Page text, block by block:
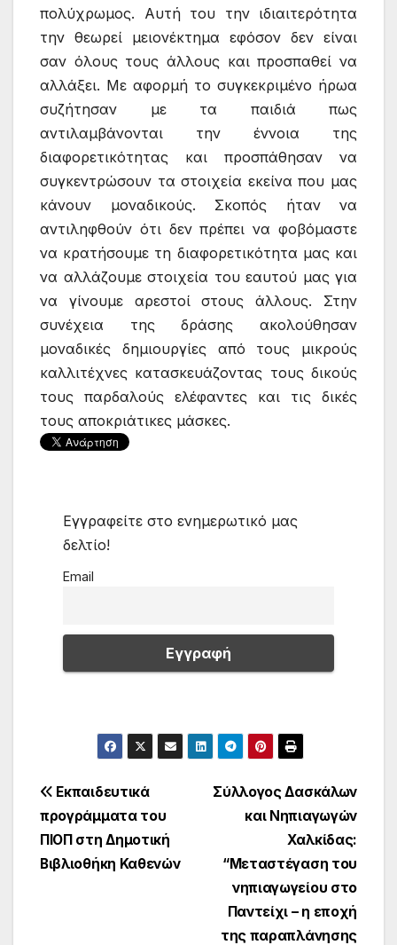
πολύχρωμος. Αυτή του την ιδιαιτερότητα
την θεωρεί μειονέκτημα εφόσον δεν είναι
σαν όλους τους άλλους και προσπαθεί να
αλλάξει. Με αφορμή το συγκεκριμένο ήρωα
συζήτησαν με τα παιδιά πως
αντιλαμβάνονται την έννοια της
διαφορετικότητας και προσπάθησαν να
συγκεντρώσουν τα στοιχεία εκείνα που μας
κάνουν μοναδικούς. Σκοπός ήταν να
αντιληφθούν ότι δεν πρέπει να φοβόμαστε
να κρατήσουμε τη διαφορετικότητα μας και
να αλλάζουμε στοιχεία του εαυτού μας για
να γίνουμε αρεστοί στους άλλους. Στην
συνέχεια της δράσης ακολούθησαν
μοναδικές δημιουργίες από τους μικρούς
καλλιτέχνες κατασκευάζοντας τους δικούς
τους παρδαλούς ελέφαντες και τις δικές
τους αποκριάτικες μάσκες.
Εγγραφείτε στο ενημερωτικό μας
δελτίο!
Email
Πλοήγηση
άρθρων
Σύλλογος Δασκάλων
και Νηπιαγωγών
Χαλκίδας:
“Μεταστέγαση του
νηπιαγωγείου στο
Παντείχι – η εποχή
της παραπλάνησης
Εκπαιδευτικά
προγράμματα του
ΠΙΟΠ στη Δημοτική
Βιβλιοθήκη Καθενών